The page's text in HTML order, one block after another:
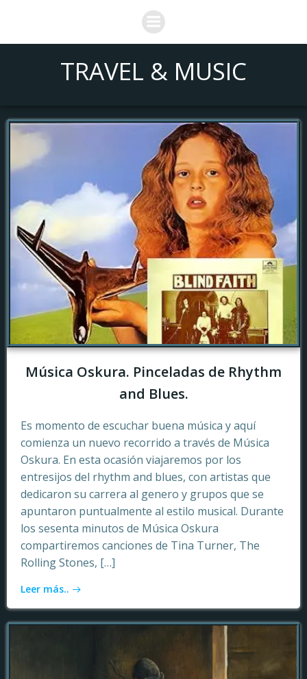
Saltar
al
contenido
TRAVEL & MUSIC
Música Oskura. Pinceladas de Rhythm
and Blues.
Es momento de escuchar buena música y aquí
comienza un nuevo recorrido a través de Música
Oskura. En esta ocasión viajaremos por los
entresijos del rhythm and blues, con artistas que
dedicaron su carrera al genero y grupos que se
apuntaron puntualmente al estilo musical. Durante
los sesenta minutos de Música Oskura
compartiremos canciones de Tina Turner, The
Rolling Stones, […]
Leer más..